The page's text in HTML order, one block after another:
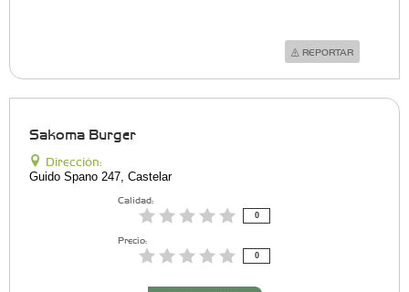
REPORTAR
Sakoma Burger
Dirección:
Guido Spano 247, Castelar
Calidad:
0
Precio:
0